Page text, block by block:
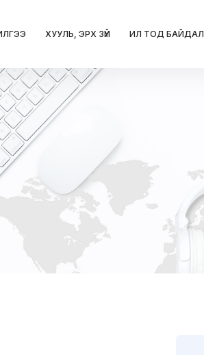
ХУУЛЬ, ЭРХ ЗҮЙ ИЛ ТОД БАЙДАЛ